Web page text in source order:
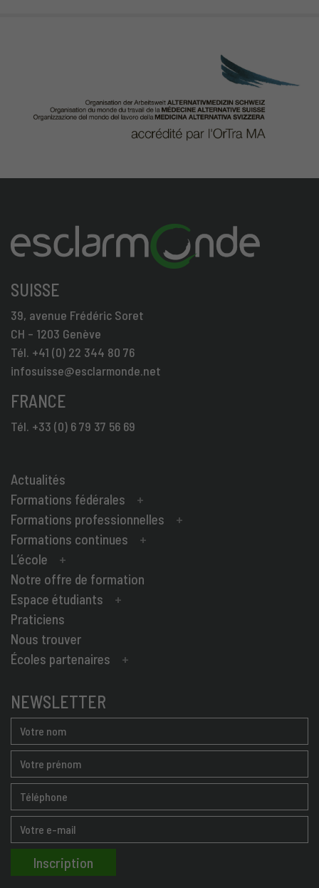
SUISSE
39, avenue Frédéric Soret
CH – 1203 Genève
Tél. +41 (0) 22 344 80 76
infosuisse@esclarmonde.net
FRANCE
Tél. +33 (0) 6 79 37 56 69
Actualités
Formations fédérales
Formations professionnelles
Formations continues
L’école
Notre offre de formation
Espace étudiants
Praticiens
Nous trouver
Écoles partenaires
NEWSLETTER